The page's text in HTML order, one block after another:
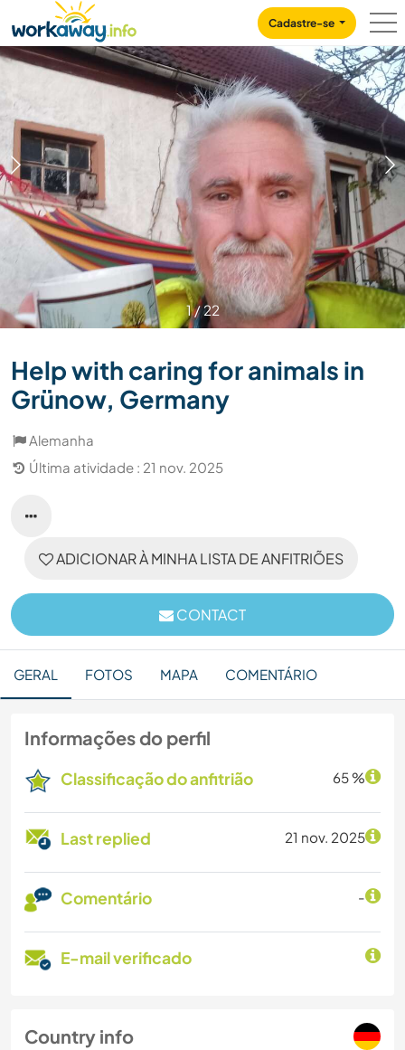
CONTENT
MAIN NAVIGATION
Cadastre-se
1/22
Help with caring for animals in
Grünow, Germany
Alemanha
Última atividade : 21 nov. 2025
ADICIONAR À MINHA LISTA DE ANFITRIÕES
CONTACT
GERAL FOTOS MAPA COMENTÁRIO
Informações do perfil
Classificação do anfitrião 65 %
Last replied 21 nov. 2025
Comentário -
E-mail verificado
Country info